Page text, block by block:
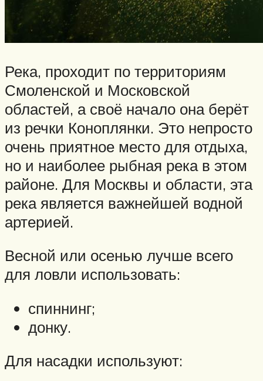
Река, проходит по территориям
Смоленской и Московской
областей, а своё начало она берёт
из речки Коноплянки. Это непросто
очень приятное место для отдыха,
но и наиболее рыбная река в этом
районе. Для Москвы и области, эта
река является важнейшей водной
артерией.
Весной или осенью лучше всего
для ловли использовать:
спиннинг;
донку.
Для насадки используют: